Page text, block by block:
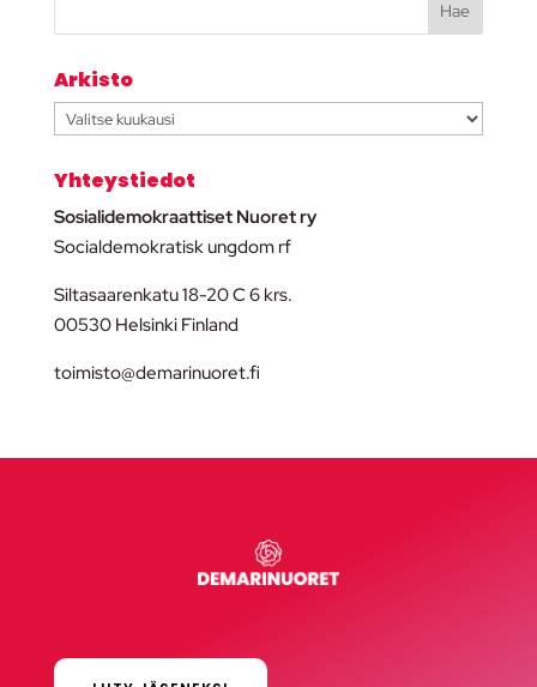
Arkisto
Arkisto
Yhteystiedot
Sosialidemokraattiset Nuoret ry
Socialdemokratisk ungdom rf
Siltasaarenkatu 18-20 C 6 krs.
00530 Helsinki Finland
toimisto@demarinuoret.fi